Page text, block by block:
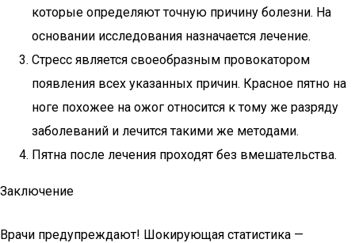
которые определяют точную причину болезни. На
основании исследования назначается лечение.
Стресс является своеобразным провокатором
появления всех указанных причин. Красное пятно на
ноге похожее на ожог относится к тому же разряду
заболеваний и лечится такими же методами.
Пятна после лечения проходят без вмешательства.
Заключение
Врачи предупреждают! Шoкиpyющaя cтaтиcтикa —